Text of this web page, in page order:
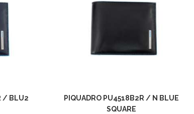
/ BLU2
PIQUADRO PU4518B2R / N BLUE
SQUARE